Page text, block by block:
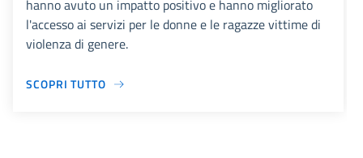
hanno avuto un impatto positivo e hanno migliorato
l'accesso ai servizi per le donne e le ragazze vittime di
violenza di genere.
SCOPRI TUTTO